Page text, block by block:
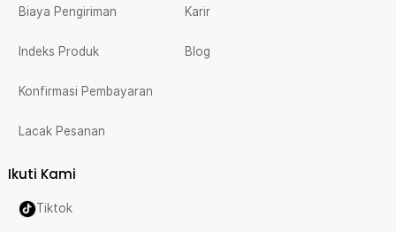
Biaya Pengiriman
Indeks Produk
Konfirmasi Pembayaran
Lacak Pesanan
Karir
Blog
Ikuti Kami
Tiktok